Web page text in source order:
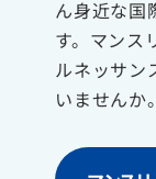
ん身近な国
す。マンス
ルネッサン
いませんか。